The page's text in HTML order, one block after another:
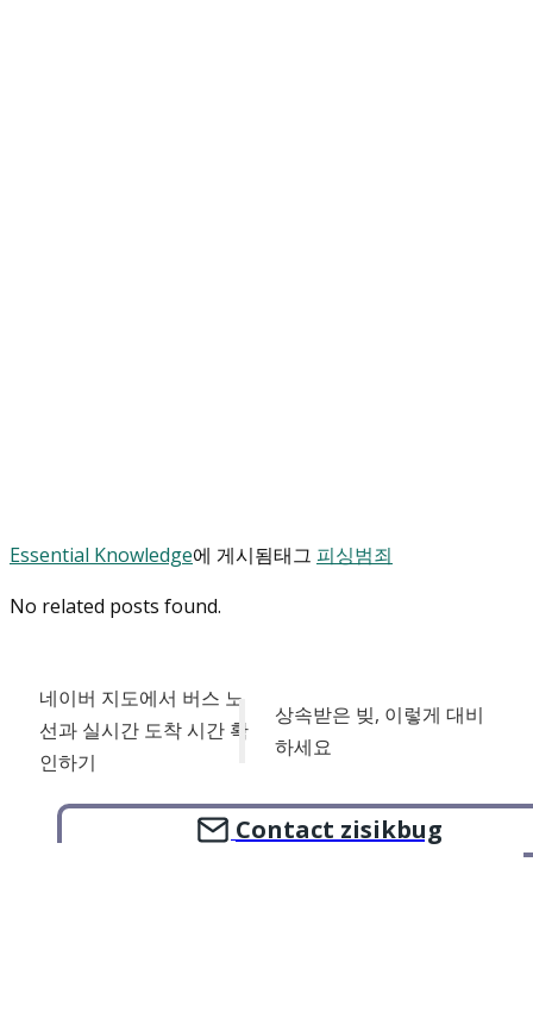
Essential Knowledge에 게시됨태그 피싱범죄
No related posts found.
네이버 지도에서 버스 노
선과 실시간 도착 시간 확
인하기
상속받은 빚, 이렇게 대비
하세요
Contact zisikbug